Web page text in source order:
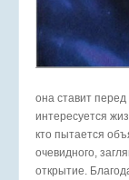
она ставит
интересуется
кто пытается
очевидного,
открытие.